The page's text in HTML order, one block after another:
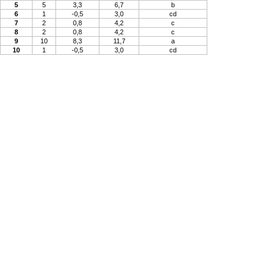
5
5 3,3 6,7
b
6
1 -0,5 3,0
cd
7
2 0,8 4,2
c
8
2 0,8 4,2
c
9
10 8,3 11,7
a
10
1 -0,5 3,0 cd